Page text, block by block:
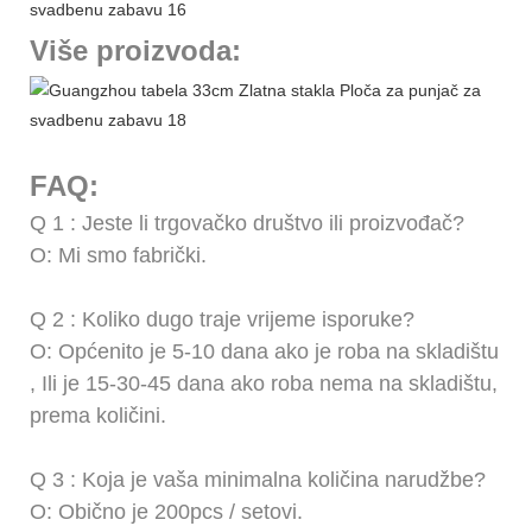
Više proizvoda:
FAQ:
Q 1 : Jeste li trgovačko društvo ili proizvođač?
O: Mi smo fabrički.
Q 2 : Koliko dugo traje vrijeme isporuke?
O: Općenito je 5-10 dana ako je roba na skladištu
, Ili je 15-30-45 dana ako roba nema na skladištu,
prema količini.
Q 3 : Koja je vaša minimalna količina narudžbe?
O: Obično je 200pcs / setovi.